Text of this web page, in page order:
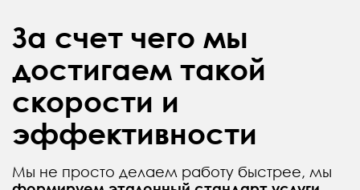
За счет чего мы
достигаем такой
скорости и
эффективности
Мы не просто делаем работу быстрее, мы